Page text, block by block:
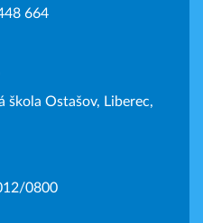
664
škola Ostašov, Liberec,
0800